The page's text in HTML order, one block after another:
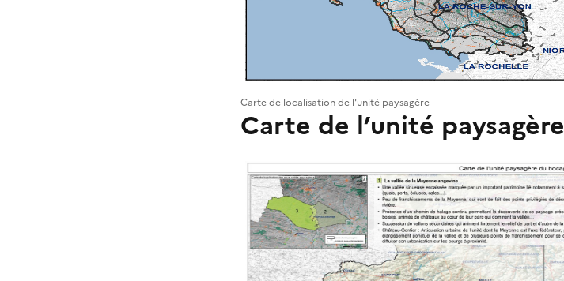
Carte de localisation de l'unité paysagère
Carte de l’unité paysagère